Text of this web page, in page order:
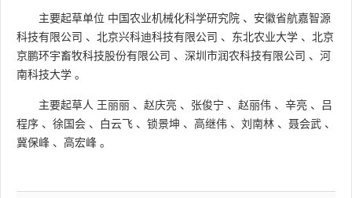
主要起草单位 中国农业机械化科学研究院 、 安徽省航嘉智源
科技有限公司 、 北京兴科迪科技有限公司 、 东北农业大学 、 北京
京鹏环宇畜牧科技股份有限公司 、 深圳市润农科技有限公司 、 河
南科技大学 。
主要起草人 王丽丽 、 赵庆亮 、 张俊宁 、 赵丽伟 、 辛亮 、 吕
程序 、 徐国会 、 白云飞 、 锁景坤 、 高继伟 、 刘南林 、 聂会武 、
冀保峰 、 高宏峰 。